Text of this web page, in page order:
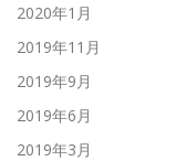
2020年1月
2019年11月
2019年9月
2019年6月
2019年3月